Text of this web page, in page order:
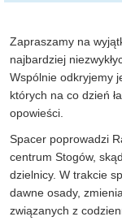
Zapraszamy na
najbardziej
Wspólnie odkryjemy
których na co dzień
opowieści.
Spacer poprowadzi
centrum Stogów,
dzielnicy. W trakcie
dawne osady,
związanych z